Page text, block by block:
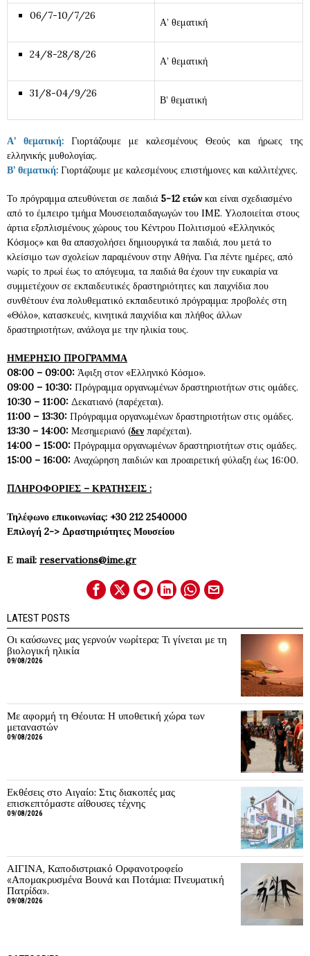
06/7-10/7/26
Α’ θεματική
24/8-28/8/26
Α’ θεματική
31/8-04/9/26
Β’ θεματική
Α’ θεματική: Γιορτάζουμε με καλεσμένους Θεούς και ήρωες της
ελληνικής μυθολογίας.
Β’ θεματική: Γιορτάζουμε με καλεσμένους επιστήμονες και καλλιτέχνες.
Το πρόγραμμα απευθύνεται σε παιδιά 5-12 ετών και είναι σχεδιασμένο
από το έμπειρο τμήμα Μουσειοπαιδαγωγών του IME. Υλοποιείται στους
άρτια εξοπλισμένους χώρους του Κέντρου Πολιτισμού «Ελληνικός
Κόσμος» και θα απασχολήσει δημιουργικά τα παιδιά, που μετά το
κλείσιμο των σχολείων παραμένουν στην Αθήνα. Για πέντε ημέρες, από
νωρίς το πρωί έως το απόγευμα, τα παιδιά θα έχουν την ευκαιρία να
συμμετέχουν σε εκπαιδευτικές δραστηριότητες και παιχνίδια που
συνθέτουν ένα πολυθεματικό εκπαιδευτικό πρόγραμμα: προβολές στη
«Θόλο», κατασκευές, κινητικά παιχνίδια και πλήθος άλλων
δραστηριοτήτων, ανάλογα με την ηλικία τους.
ΗΜΕΡΗΣΙΟ ΠΡΟΓΡΑΜΜΑ
08:00 – 09:00: Άφιξη στον «Ελληνικό Κόσμο».
09:00 – 10:30: Πρόγραμμα οργανωμένων δραστηριοτήτων στις ομάδες.
10:30 – 11:00: Δεκατιανό (παρέχεται).
11:00 – 13:30: Πρόγραμμα οργανωμένων δραστηριοτήτων στις ομάδες.
13:30 – 14:00: Μεσημεριανό (δεν παρέχεται).
14:00 – 15:00: Πρόγραμμα οργανωμένων δραστηριοτήτων στις ομάδες.
15:00 – 16:00: Αναχώρηση παιδιών και προαιρετική φύλαξη έως 16:00.
ΠΛΗΡΟΦΟΡΙΕΣ – ΚΡΑΤΗΣΕΙΣ :
Τηλέφωνο επικοινωνίας: +30 212 2540000
Επιλογή 2-> Δραστηριότητες Μουσείου
Ε mail: reservations@ime.gr
LATEST POSTS
Οι καύσωνες μας γερνούν νωρίτερα; Τι γίνεται με τη
βιολογική ηλικία
09/08/2026
Με αφορμή τη Θέουτα: Η υποθετική χώρα των
μεταναστών
09/08/2026
Εκθέσεις στο Αιγαίο: Στις διακοπές μας
επισκεπτόμαστε αίθουσες τέχνης
09/08/2026
ΑΙΓΙΝΑ, Καποδιστριακό Ορφανοτροφείο
«Απομακρυσμένα Βουνά και Ποτάμια: Πνευματική
Πατρίδα».
09/08/2026